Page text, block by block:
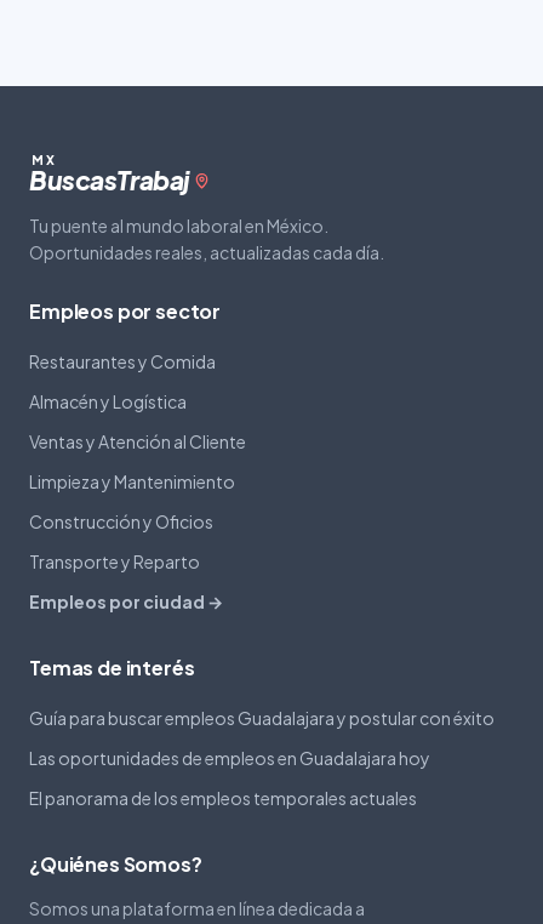
MX
BuscasTrabaj
Tu puente al mundo laboral en México.
Oportunidades reales, actualizadas cada día.
Empleos por sector
Restaurantes y Comida
Almacén y Logística
Ventas y Atención al Cliente
Limpieza y Mantenimiento
Construcción y Oficios
Transporte y Reparto
Empleos por ciudad →
Temas de interés
Guía para buscar empleos Guadalajara y postular con éxito
Las oportunidades de empleos en Guadalajara hoy
El panorama de los empleos temporales actuales
¿Quiénes Somos?
Somos una plataforma en línea dedicada a